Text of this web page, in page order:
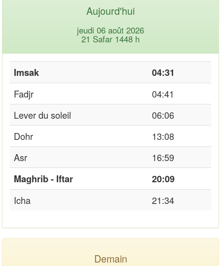
Aujourd'hui
jeudi 06 août 2026
21 Safar 1448 h
Imsak
04:31
Fadjr
04:41
Lever du soleil
06:06
Dohr
13:08
Asr
16:59
Maghrib - Iftar
20:09
Icha
21:34
Demain